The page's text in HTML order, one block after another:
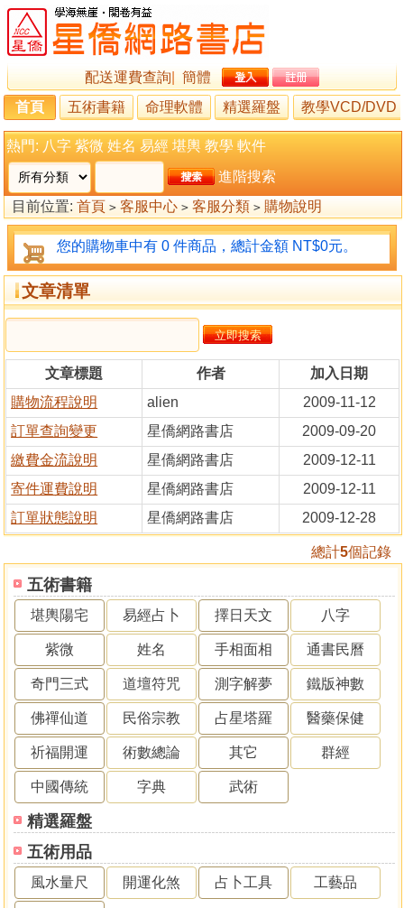
配送運費查詢
簡體
首頁
五術書籍 命理軟體 精選羅盤 教學VCD/DVD
熱門: 八字 紫微 姓名 易經 堪輿 教學 軟件
進階搜索
目前位置: 首頁 > 客服中心 > 客服分類 > 購物說明
您的購物車中有 0 件商品，總計金額 NT$0元。
五術書籍
堪輿陽宅 易經占卜 擇日天文 八字
紫微 姓名 手相面相 通書民曆
奇門三式 道壇符咒 測字解夢 鐵版神數
佛禪仙道 民俗宗教 占星塔羅 醫藥保健
祈福開運 術數總論 其它 群經
中國傳統 字典 武術
精選羅盤
五術用品
風水量尺 開運化煞 占卜工具 工藝品
文章清單
文章標題 作者
加入日期
購物流程說明
alien
2009-11-12
訂單查詢變更
星僑網路書店
2009-09-20
繳費金流說明
星僑網路書店
2009-12-11
寄件運費說明
星僑網路書店
2009-12-11
訂單狀態說明
星僑網路書店 2009-12-28
總計5個記錄